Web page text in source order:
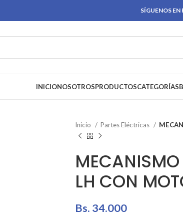
SÍGUENOS EN
INICIONOSOTROSPRODUCTOSCATEGORÍAS
Inicio Partes Eléctricas
LH CON
Bs. 34.000